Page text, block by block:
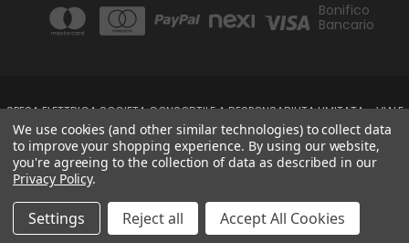
Bonifico
Bancario
SPESA ELETTRICA SOCIETA CONSORTILE A RESPONSABILITA LIMITATA - VIALE
MILANOFIORI, STRADA 4 - PALAZZO A5 20057, ASSAGO MILANO - PARTITA IVA
E CODICE FISCALE: 08699710961
© 2026 Spesa Elettrica
We use cookies (and other similar technologies) to collect data
to improve your shopping experience. By using our website,
you're agreeing to the collection of data as described in our
Privacy Policy.
Settings Reject all Accept All Cookies